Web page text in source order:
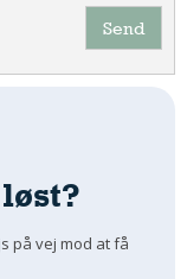
Send
på vej mod at få